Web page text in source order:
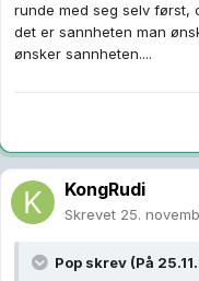
runde med seg selv først,
det er sannheten man
ønsker sannheten....
KongRudi
Skrevet 25.
Pop skrev (På